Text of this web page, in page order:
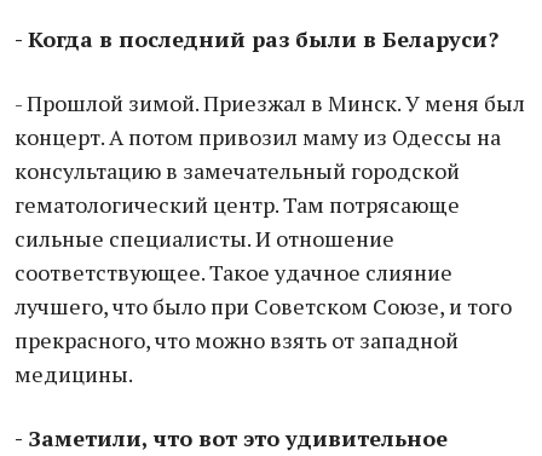
- Когда в последний раз были в Беларуси?
- Прошлой зимой. Приезжал в Минск. У меня был
концерт. А потом привозил маму из Одессы на
консультацию в замечательный городской
гематологический центр. Там потрясающе
сильные специалисты. И отношение
соответствующее. Такое удачное слияние
лучшего, что было при Советском Союзе, и того
прекрасного, что можно взять от западной
медицины.
- Заметили, что вот это удивительное